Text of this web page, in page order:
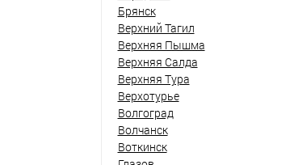
Брянск
Верхний Тагил
Верхняя Пышма
Верхняя Салда
Верхняя Тура
Верхотурье
Волгоград
Волчанск
Воткинск